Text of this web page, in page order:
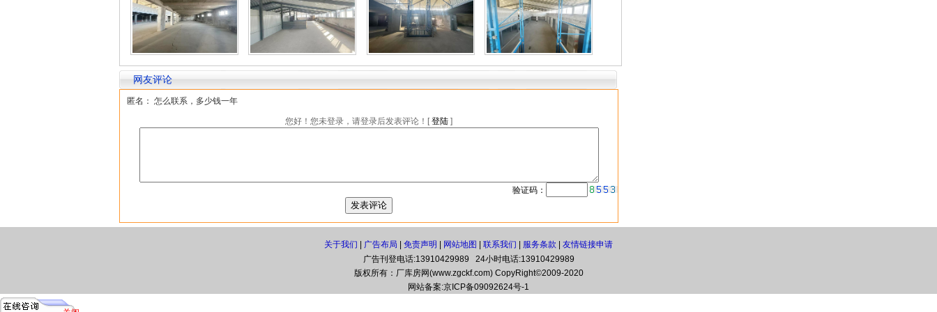
网友评论
匿名： 怎么联系，多少钱一年
您好！您未登录，请登录后发表评论！[登陆 ]
验证码：
关于我们 广告布局 免责声明 网站地图 联系我们 服务条款
友情链接申请
广告刊登电话:13910429989 24小时电话:13910429989
版权所有：厂库房网(www.zgckf.com) CopyRight©2009-2020
网站备案:京ICP备09092624号-1